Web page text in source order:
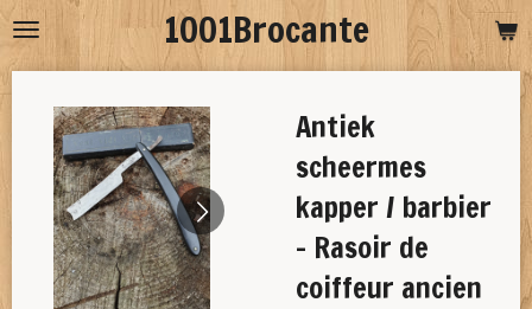
Ga
direct
hoofdinhoud
1001Brocante
Antiek
scheermes
kapper / barbier
- Rasoir de
coiffeur ancien